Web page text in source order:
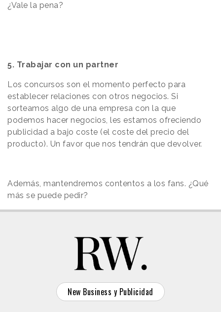
¿Vale la pena?
5. Trabajar con un partner
Los concursos son el momento perfecto para
establecer relaciones con otros negocios. Si
sorteamos algo de una empresa con la que
podemos hacer negocios, les estamos ofreciendo
publicidad a bajo coste (el coste del precio del
producto). Un favor que nos tendrán que devolver.
Además, mantendremos contentos a los fans. ¿Qué
más se puede pedir?
New Business y Publicidad